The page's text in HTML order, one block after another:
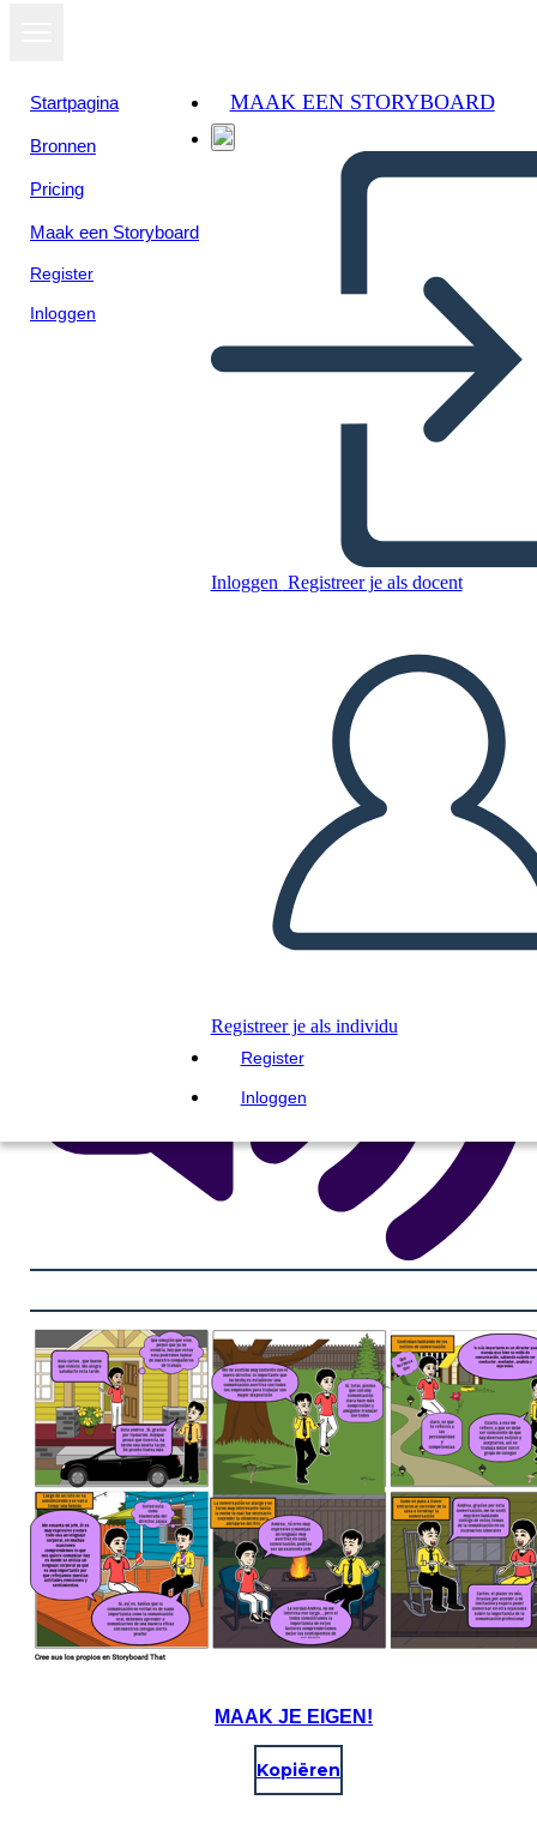
Startpagina
Bronnen
Pricing
Maak een Storyboard
Register
Inloggen
MAAK EEN STORYBOARD
Inloggen Registreer je als docent
Registreer je als individu
Register
Inloggen
comunicacion asertiva
MAAK EEN STORYBOARD
DIAVOORSTELLING AFSPELEN
LEES MIJ VOOR
Bekijk als
diavoorstelling
MAAK JE EIGEN!
Kopiëren